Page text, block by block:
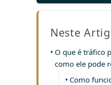
Neste
O que é tráfico
como ele pode
Como